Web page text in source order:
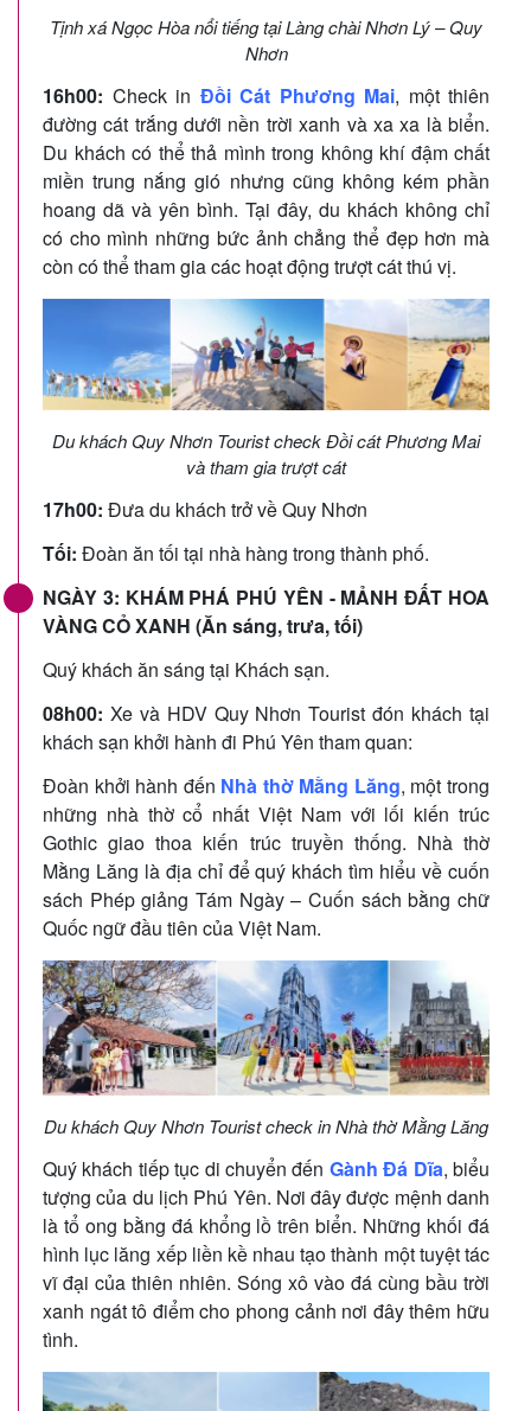
Tịnh xá Ngọc Hòa nổi tiếng tại Làng chài Nhơn Lý – Quy
Nhơn
16h00: Check in Đồi Cát Phương Mai, một thiên
đường cát trắng dưới nền trời xanh và xa xa là biển.
Du khách có thể thả mình trong không khí đậm chất
miền trung nắng gió nhưng cũng không kém phần
hoang dã và yên bình. Tại đây, du khách không chỉ
có cho mình những bức ảnh chẳng thể đẹp hơn mà
còn có thể tham gia các hoạt động trượt cát thú vị.
Du khách Quy Nhơn Tourist check Đồi cát Phương Mai
và tham gia trượt cát
17h00: Đưa du khách trở về Quy Nhơn
Tối: Đoàn ăn tối tại nhà hàng trong thành phố.
NGÀY 3: KHÁM PHÁ PHÚ YÊN - MẢNH ĐẤT HOA
VÀNG CỎ XANH (Ăn sáng, trưa, tối)
Quý khách ăn sáng tại Khách sạn.
08h00: Xe và HDV Quy Nhơn Tourist đón khách tại
khách sạn khởi hành đi Phú Yên tham quan:
Đoàn khởi hành đến Nhà thờ Mằng Lăng, một trong
những nhà thờ cổ nhất Việt Nam với lối kiến trúc
Gothic giao thoa kiến trúc truyền thống. Nhà thờ
Mằng Lăng là địa chỉ để quý khách tìm hiểu về cuốn
sách Phép giảng Tám Ngày – Cuốn sách bằng chữ
Quốc ngữ đầu tiên của Việt Nam.
Du khách Quy Nhơn Tourist check in Nhà thờ Mằng Lăng
Quý khách tiếp tục di chuyển đến Gành Đá Dĩa, biểu
tượng của du lịch Phú Yên. Nơi đây được mệnh danh
là tổ ong bằng đá khổng lồ trên biển. Những khối đá
hình lục lăng xếp liền kề nhau tạo thành một tuyệt tác
vĩ đại của thiên nhiên. Sóng xô vào đá cùng bầu trời
xanh ngát tô điểm cho phong cảnh nơi đây thêm hữu
tình.